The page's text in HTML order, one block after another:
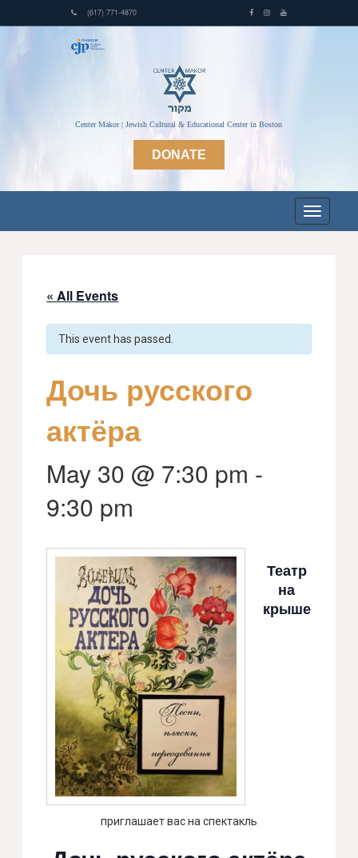
(617) 771-4870
Center Makor | Jewish Cultural & Educational Center in Boston
DONATE
« All Events
This event has passed.
Дочь русского
актёра
May 30 @ 7:30 pm -
9:30 pm
Театр
на
крыше
приглашает вас на спектакль